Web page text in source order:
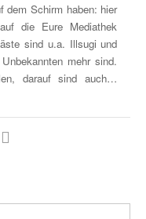
dem Schirm haben: hier
die Eure Mediathek
sind u.a. Illsugi und
mehr sind.
darauf sind auch…